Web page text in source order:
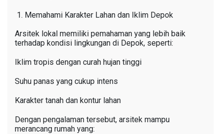
Memahami Karakter Lahan dan Iklim Depok
Arsitek lokal memiliki pemahaman yang lebih baik
terhadap kondisi lingkungan di Depok, seperti:
Iklim tropis dengan curah hujan tinggi
Suhu panas yang cukup intens
Karakter tanah dan kontur lahan
Dengan pengalaman tersebut, arsitek mampu
merancang rumah yang: